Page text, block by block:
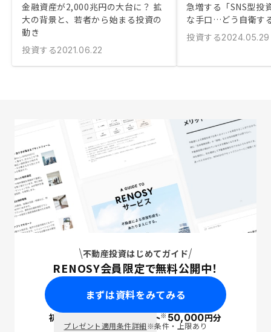
金融資産が2,000兆円の大台に？ 拡
大の背景と、若者から始まる投資の
動き
投資する2021.06.22
急増する「SNS型投
な手口…どう自衛す
投資する2024.05.29
不動産投資はじめてガイド
RENOSY会員限定で無料公開中！
まずは資料をみてみる
初回面談で ポイント※50,000円分
プレゼント適用条件詳細※条件・上限あり